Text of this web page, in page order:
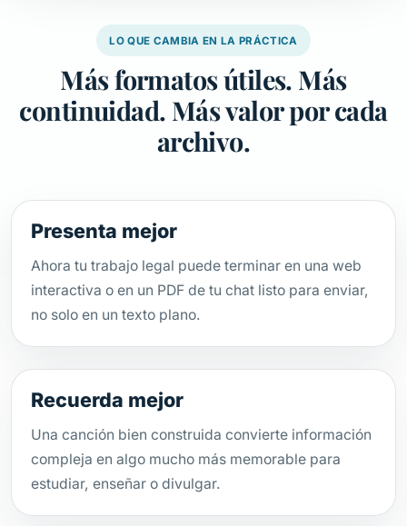
LO QUE CAMBIA EN LA PRÁCTICA
Más formatos útiles. Más
continuidad. Más valor por cada
archivo.
Presenta mejor
Ahora tu trabajo legal puede terminar en una web
interactiva o en un PDF de tu chat listo para enviar,
no solo en un texto plano.
Recuerda mejor
Una canción bien construida convierte información
compleja en algo mucho más memorable para
estudiar, enseñar o divulgar.